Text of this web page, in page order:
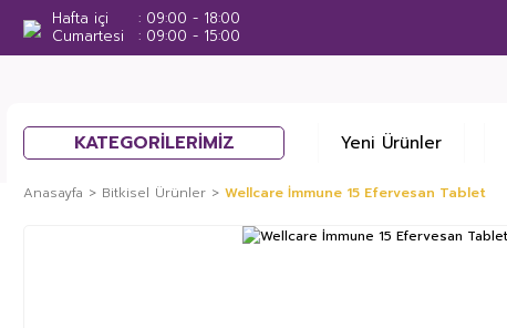
Hafta içi
09:00 - 18:00
Cumartesi
09:00 - 15:00
KATEGORİLERİMİZ Yeni Ürünler
Anasayfa Bitkisel Ürünler Wellcare İmmune 15 Efervesan Tablet